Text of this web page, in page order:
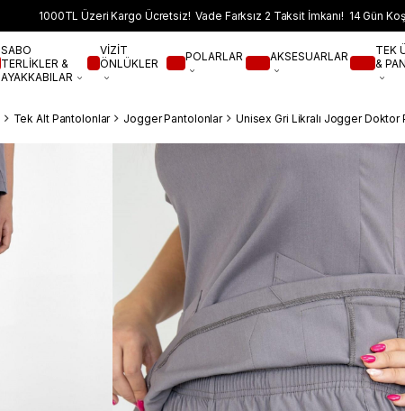
1000TL Üzeri Kargo Ücretsiz! Vade Farksız 2 Taksit İmkanı! 14 Gün
SABO
TERLİKLER &
AYAKKABILAR
VİZİT
ÖNLÜKLER
POLARLAR AKSESUARLAR
TEK
&
Tek Alt Pantolonlar Jogger Pantolonlar Unisex Gri Likralı Jogger